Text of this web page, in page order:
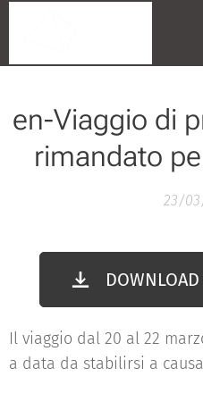
en-Viaggio di
rimandato
23/
Il viaggio dal 20 al 22
a data da stabilirsi a